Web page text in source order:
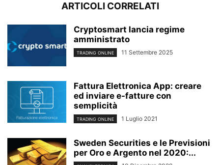
ARTICOLI CORRELATI
Cryptosmart lancia regime
amministrato
TRADING ONLINE 11 Settembre 2025
Fattura Elettronica App: creare
ed inviare e-fatture con
semplicità
TRADING ONLINE 1 Luglio 2021
Sweden Securities e le Previsioni
per Oro e Argento nel 2020:...